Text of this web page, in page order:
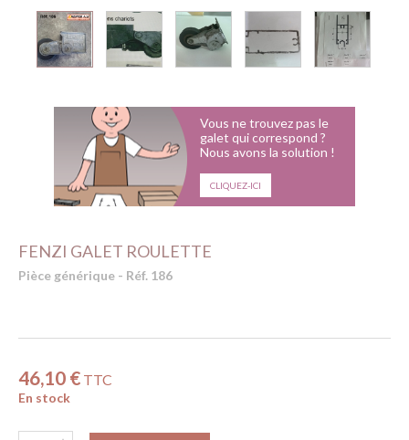
Vous ne trouvez pas le
galet qui correspond ?
Nous avons la solution !
CLIQUEZ-ICI
FENZI GALET ROULETTE
Pièce générique - Réf. 186
46,10 € TTC
En stock